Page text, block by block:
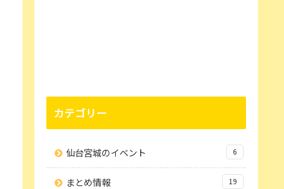
カテゴリー
仙台宮城のイベント 6
まとめ情報 19